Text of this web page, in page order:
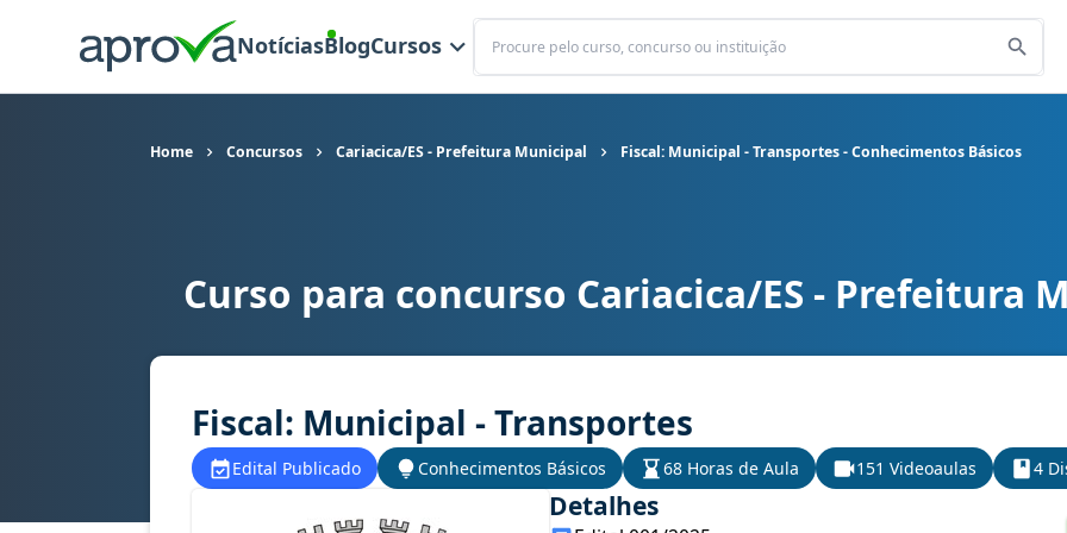
NotíciasBlogCursos
Buscar
Home Concursos Cariacica/ES - Prefeitura Municipal Fiscal: Municipal - Transportes - Conhecimentos Básicos
Curso para concurso Cariacica/ES - Prefeitura Municipal cargo Fiscal: Municipal - Transportes - Conhecimentos
Curso para concurso Cariacica/ES - Prefeitura
Fiscal: Municipal - Transportes
Edital Publicado Conhecimentos Básicos 68 Horas de Aula 151 Videoaulas 4
Detalhes